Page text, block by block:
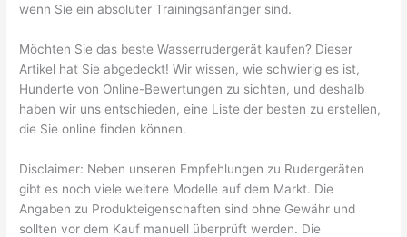
wenn Sie ein absoluter Trainingsanfänger sind.
Möchten Sie das beste Wasserrudergerät kaufen? Dieser
Artikel hat Sie abgedeckt! Wir wissen, wie schwierig es ist,
Hunderte von Online-Bewertungen zu sichten, und deshalb
haben wir uns entschieden, eine Liste der besten zu erstellen,
die Sie online finden können.
Disclaimer: Neben unseren Empfehlungen zu Rudergeräten
gibt es noch viele weitere Modelle auf dem Markt. Die
Angaben zu Produkteigenschaften sind ohne Gewähr und
sollten vor dem Kauf manuell überprüft werden. Die